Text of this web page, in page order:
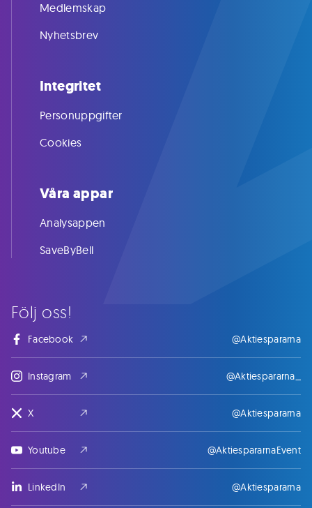
Följ oss!
Facebook @Aktiespararna
Instagram @Aktiespararna_
X @Aktiespararna
Youtube @AktiespararnaEvent
LinkedIn @Aktiespararna
Medlemskap
Nyhetsbrev
Integritet
Personuppgifter
Cookies
Våra appar
Analysappen
SaveByBell